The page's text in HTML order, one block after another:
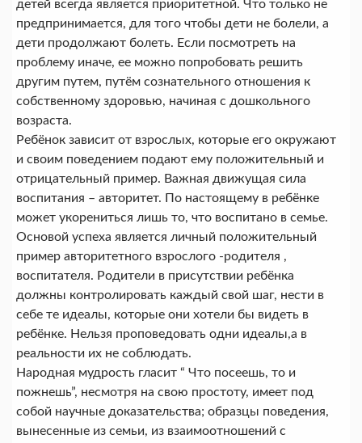
детей всегда является приоритетной. Что только не
предпринимается, для того чтобы дети не болели, а
дети продолжают болеть. Если посмотреть на
проблему иначе, ее можно попробовать решить
другим путем, путём сознательного отношения к
собственному здоровью, начиная с дошкольного
возраста.
Ребёнок зависит от взрослых, которые его окружают
и своим поведением подают ему положительный и
отрицательный пример. Важная движущая сила
воспитания – авторитет. По настоящему в ребёнке
может укорениться лишь то, что воспитано в семье.
Основой успеха является личный положительный
пример авторитетного взрослого -родителя ,
воспитателя. Родители в присутствии ребёнка
должны контролировать каждый свой шаг, нести в
себе те идеалы, которые они хотели бы видеть в
ребёнке. Нельзя проповедовать одни идеалы,а в
реальности их не соблюдать.
Народная мудрость гласит “ Что посеешь, то и
пожнешь”, несмотря на свою простоту, имеет под
собой научные доказательства; образцы поведения,
вынесенные из семьи, из взаимоотношений с